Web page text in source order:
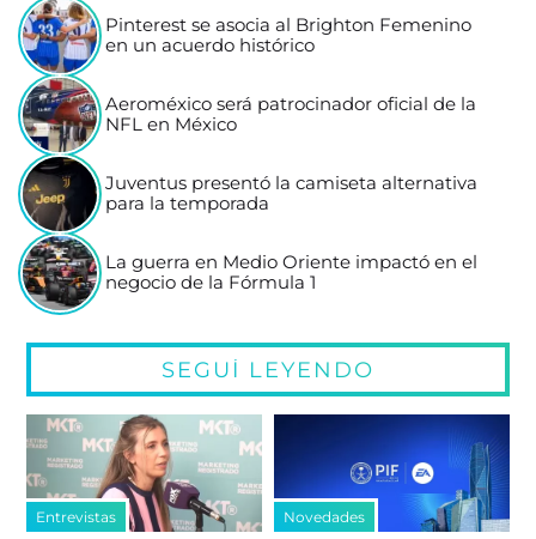
Pinterest se asocia al Brighton Femenino
en un acuerdo histórico
Aeroméxico será patrocinador oficial de la
NFL en México
Juventus presentó la camiseta alternativa
para la temporada
La guerra en Medio Oriente impactó en el
negocio de la Fórmula 1
SEGUÍ LEYENDO
Entrevistas Novedades